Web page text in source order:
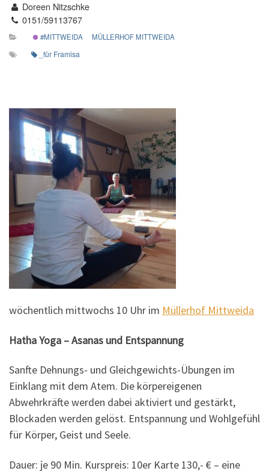
Doreen Nitzschke
0151/59113767
#MITTWEIDA MÜLLERHOF MITTWEIDA
_für Framisa
wöchentlich mittwochs 10 Uhr im Müllerhof Mittweida
Hatha Yoga – Asanas und Entspannung
Sanfte Dehnungs- und Gleichgewichts-Übungen im
Einklang mit dem Atem. Die körpereigenen
Abwehrkräfte werden dabei aktiviert und gestärkt,
Blockaden werden gelöst. Entspannung und Wohlgefühl
für Körper, Geist und Seele.
Dauer: je 90 Min. Kurspreis: 10er Karte 130,- € – eine